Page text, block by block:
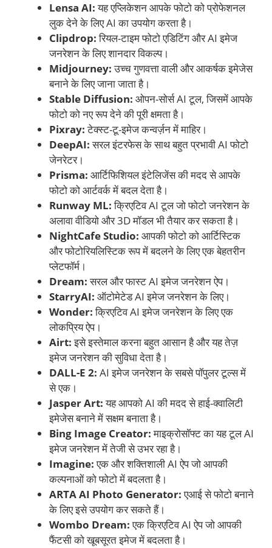
Lensa AI:यह एप्लिकेशन आपके फोटो को प्रोफेशनल
लुक देने के लिए AI का उपयोग करता है।
Clipdrop:रियल-टाइम फोटो एडिटिंग और AI इमेज
जनरेशन के लिए शानदार विकल्प।
Midjourney:उच्च गुणवत्ता वाली और आकर्षक इमेजेस
बनाने के लिए जाना जाता है।
Stable Diffusion: ओपन-सोर्स AI टूल, जिसमें आपके
फोटो को नए रूप देने की पूरी क्षमता है।
Pixray:टेक्स्ट-टू-इमेज कन्वर्ज़न में माहिर।
DeepAI:सरल इंटरफेस के साथ बहुत प्रभावी AI फोटो
जेनरेटर।
Prisma: आर्टिफिशियल इंटेलिजेंस की मदद से आपके
फोटो को आर्टवर्क में बदल देता है।
Runway ML:क्रिएटिव AI टूल जो फोटो जनरेशन के
अलावा वीडियो और 3D मॉडल भी तैयार कर सकता है।
NightCafe Studio: आपकी फोटो को आर्टिस्टिक
और फोटोरियलिस्टिक रूप में बदलने के लिए एक बेहतरीन
प्लेटफॉर्म।
Dream:सरल और फास्ट AI इमेज जनरेशन ऐप।
StarryAI: ऑटोमेटेड AI इमेज जनरेशन के लिए।
Wonder:क्रिएटिव AI इमेज जनरेशन के लिए एक
लोकप्रिय ऐप।
Airt:इसे इस्तेमाल करना बहुत आसान है और यह तेज़
इमेज जनरेशन की सुविधा देता है।
DALL-E 2: AI इमेज जनरेशन के सबसे पॉपुलर टूल्स में
से एक।
Jasper Art:यह आपको AI की मदद से हाई-क्वालिटी
इमेजेस बनाने में सक्षम बनाता है।
Bing Image Creator:माइक्रोसॉफ्ट का यह टूल AI
इमेज जनरेशन में तेजी से उभर रहा है।
Imagine:एक और शक्तिशाली AI ऐप जो आपकी
कल्पनाओं को फोटो में बदलता है।
ARTA AI Photo Generator:एआई से फोटो बनाने
के लिए इसे उपयोग कर सकते हैं।
Wombo Dream:एक क्रिएटिव AI ऐप जो आपकी
फैंटसी को खूबसूरत इमेज में बदलता है।